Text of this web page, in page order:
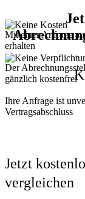
Mit einer Anfrage
erhalten
Der
gänzlich kostenfrei
Ihre Anfrage ist
Vertragsabschluss
Jetzt
vergleichen